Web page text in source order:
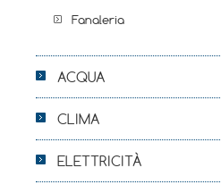
Fanaleria
ACQUA
CLIMA
ELETTRICITÀ